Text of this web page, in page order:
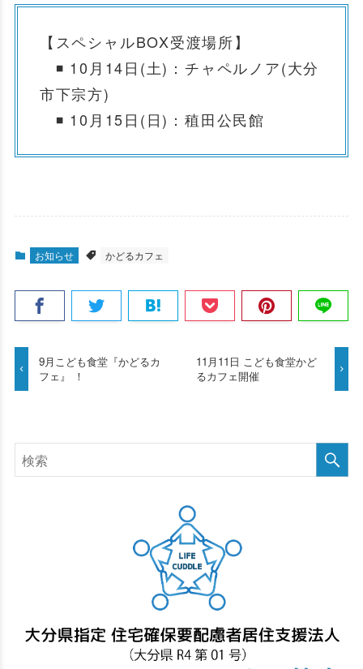
【スペシャルBOX受渡場所】
◾ 10月14日(土)：チャペルノア(大分
市下宗方)
◾ 10月15日(日)：稙田公民館
お知らせ かどるカフェ
9月こども食堂『かどるカ
フェ』 ！
11月11日 こども食堂かど
るカフェ開催
索